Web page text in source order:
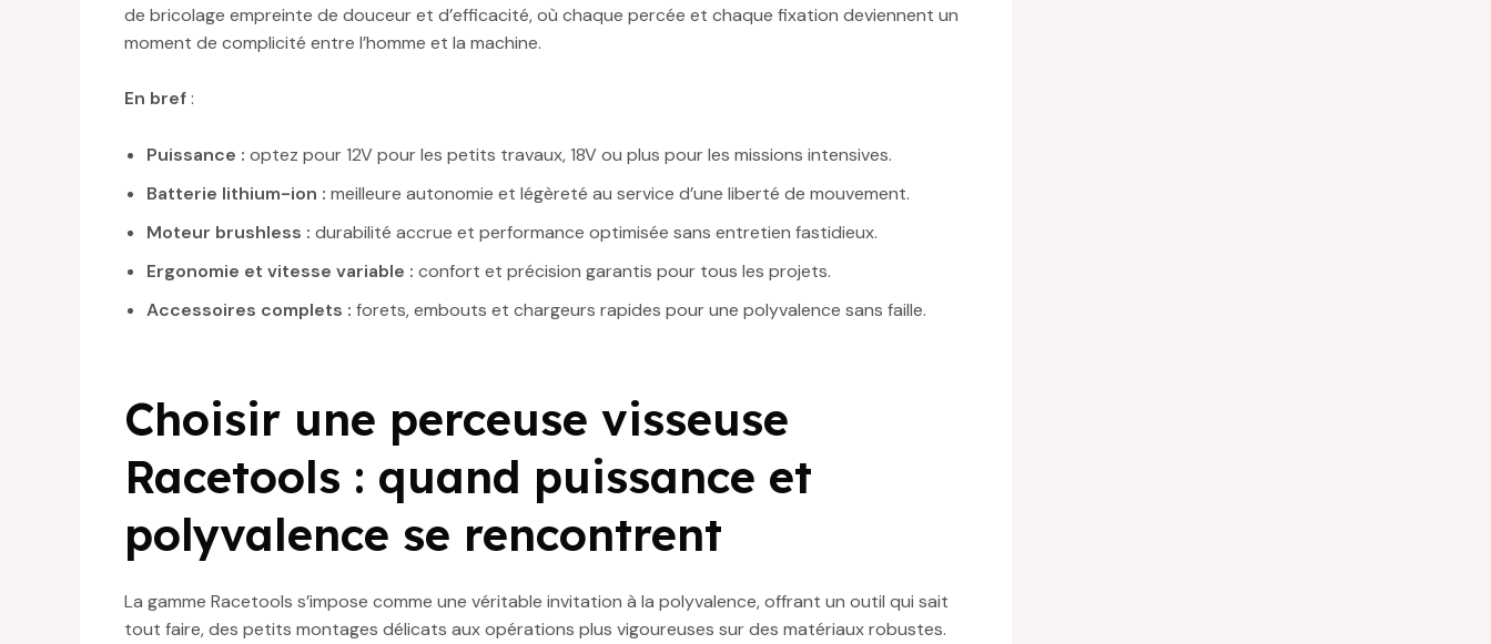
de bricolage empreinte de douceur et d’efficacité, où chaque percée et chaque fixation deviennent un
moment de complicité entre l’homme et la machine.
En bref:
Puissance : optez pour 12V pour les petits travaux, 18V ou plus pour les missions intensives.
Batterie lithium-ion : meilleure autonomie et légèreté au service d’une liberté de mouvement.
Moteur brushless : durabilité accrue et performance optimisée sans entretien fastidieux.
Ergonomie et vitesse variable : confort et précision garantis pour tous les projets.
Accessoires complets : forets, embouts et chargeurs rapides pour une polyvalence sans faille.
Choisir une perceuse visseuse
Racetools : quand puissance et
polyvalence se rencontrent
La gamme Racetools s’impose comme une véritable invitation à la polyvalence, offrant un outil qui sait
tout faire, des petits montages délicats aux opérations plus vigoureuses sur des matériaux robustes.